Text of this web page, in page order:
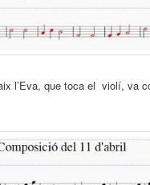
l’Eva, que toca el violí, va